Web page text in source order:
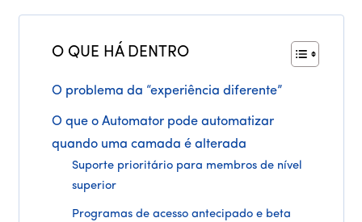
O QUE HÁ DENTRO
O problema da “experiência diferente”
O que o Automator pode automatizar
quando uma camada é alterada
Suporte prioritário para membros de nível
superior
Programas de acesso antecipado e beta